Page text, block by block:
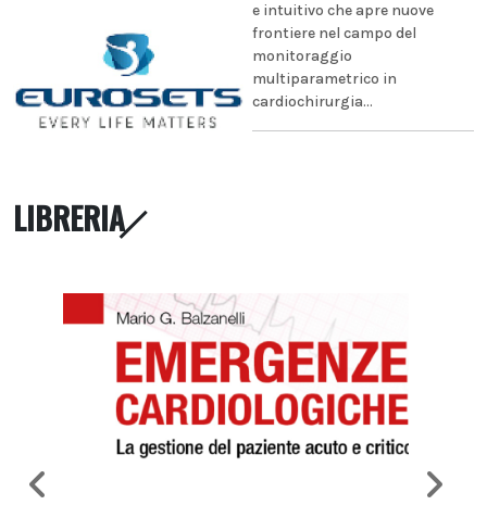
e intuitivo che apre nuove
frontiere nel campo del
monitoraggio
multiparametrico in
cardiochirurgia...
LIBRERIA